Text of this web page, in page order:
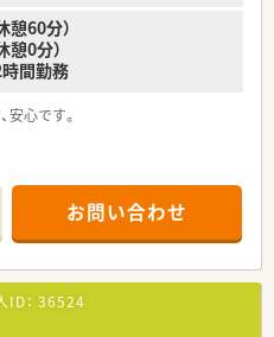
円から580万円を提示しており、
考慮して最終的な給与を決定しま
り残業抑制が徹底されており、1
れるなど転居サポートも万全で
あり、毎年休日数を増やす取り組
に無理なく継続して勤務できま
憩60分）
0分）
間勤務
心です。
お問い合わせ
： 36524